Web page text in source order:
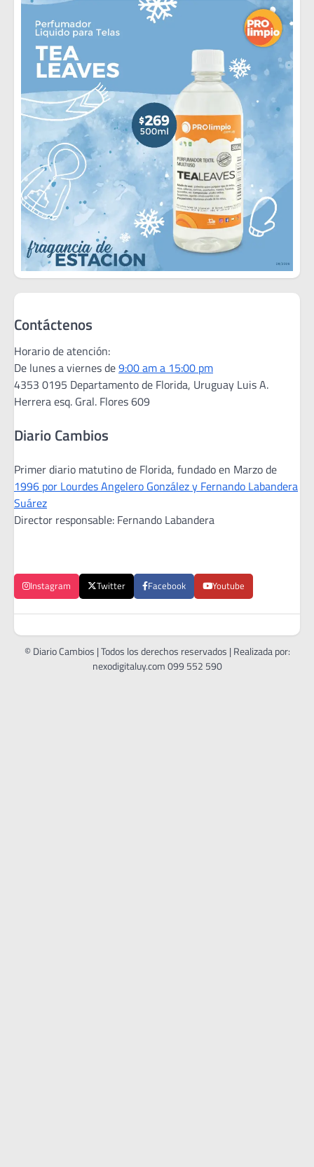
Contáctenos
Horario de atención:
De lunes a viernes de9:00 am a 15:00 pm
4353 0195 Departamento de Florida, Uruguay Luis A.
Herrera esq. Gral. Flores 609
Diario Cambios
Primer diario matutino de Florida, fundado en Marzo de
1996 por Lourdes Angelero González y Fernando Labandera
Suárez
Director responsable: Fernando Labandera
Instagram Twitter Facebook Youtube